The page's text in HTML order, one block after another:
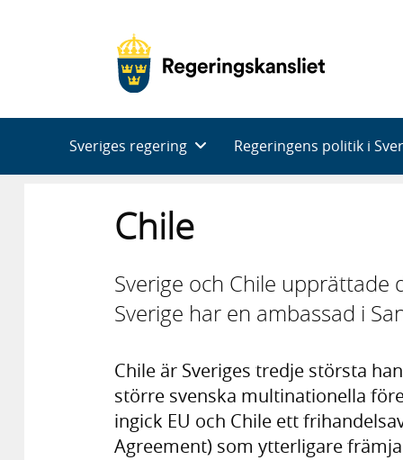
Sveriges regering Regeringens politik i
Chile
Sverige och Chile
Sverige har en ambassad i
Chile är Sveriges tredje största
större svenska multinationella
ingick EU och Chile ett
Agreement) som ytterligare